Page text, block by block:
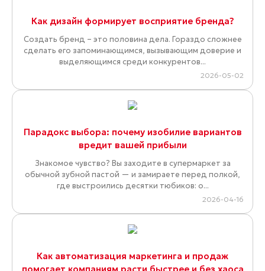
Как дизайн формирует восприятие бренда?
Создать бренд – это половина дела. Гораздо сложнее
сделать его запоминающимся, вызывающим доверие и
выделяющимся среди конкурентов...
2026-05-02
Парадокс выбора: почему изобилие вариантов
вредит вашей прибыли
Знакомое чувство? Вы заходите в супермаркет за
обычной зубной пастой — и замираете перед полкой,
где выстроились десятки тюбиков: о...
2026-04-16
Как автоматизация маркетинга и продаж